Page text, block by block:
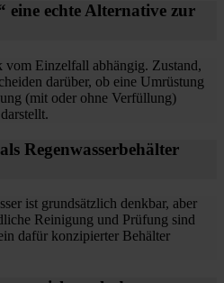
echte Alternative zur
vom Einzelfall abhängig. Zustand,
darüber, ob eine Umrüstung
(mit oder ohne Verfüllung)
Regenwasserbehälter
ist grundsätzlich denkbar, aber
Reinigung und Prüfung sind
dafür konzipierter Behälter